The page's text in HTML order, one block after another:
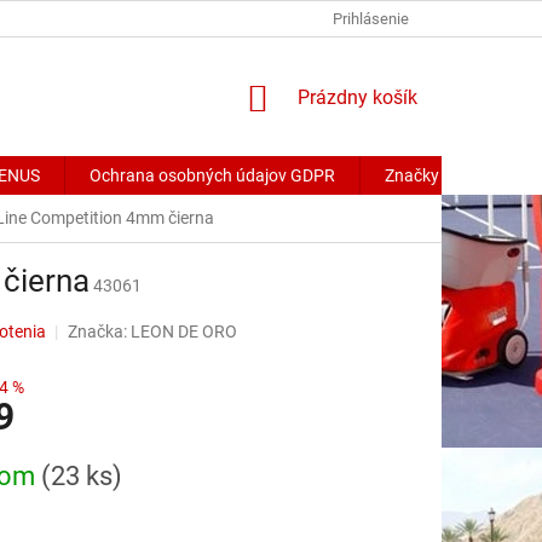
Prihlásenie
NÁKUPNÝ
Prázdny košík
Ochrana osobných údajov GDPR Značky
Competition 4mm čierna
43061
Značka: LEON DE ORO
%
(23 ks)